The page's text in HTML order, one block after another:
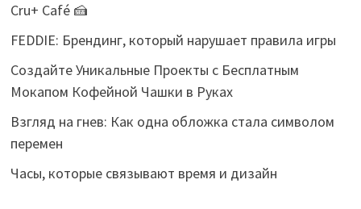
Cru+ Café 🍰
FEDDIE: Брендинг, который нарушает правила игры
Создайте Уникальные Проекты с Бесплатным
Мокапом Кофейной Чашки в Руках
Взгляд на гнев: Как одна обложка стала символом
перемен
Часы, которые связывают время и дизайн